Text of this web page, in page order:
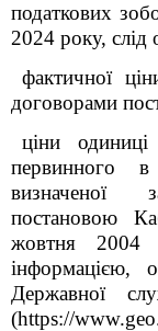
податкових
2024 року, слід
фактичної
договорами
ціни
первинного в
визначеної
постановою
жовтня
інформацією,
Державної
(https://www.geo